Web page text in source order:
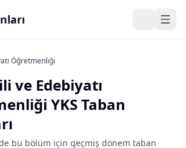
Öğretmenliği
ve Edebiyatı
YKS Taban
bu bölüm için geçmiş dönem taban